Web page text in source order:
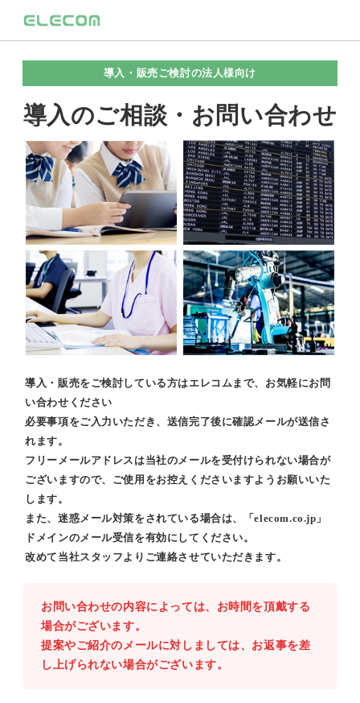
導入・販売ご検討の法人様向け
導入のご相談・お問い合わせ
導入・販売をご検討している方はエレコムまで、お気軽にお問
い合わせください
必要事項をご入力いただき、送信完了後に確認メールが送信さ
れます。
フリーメールアドレスは当社のメールを受付けられない場合が
ございますので、ご使用をお控えくださいますようお願いいた
します。
また、迷惑メール対策をされている場合は、「elecom.co.jp」
ドメインのメール受信を有効にしてください。
改めて当社スタッフよりご連絡させていただきます。
お問い合わせの内容によっては、お時間を頂戴する
場合がございます。
提案やご紹介のメールに対しましては、お返事を差
し上げられない場合がございます。